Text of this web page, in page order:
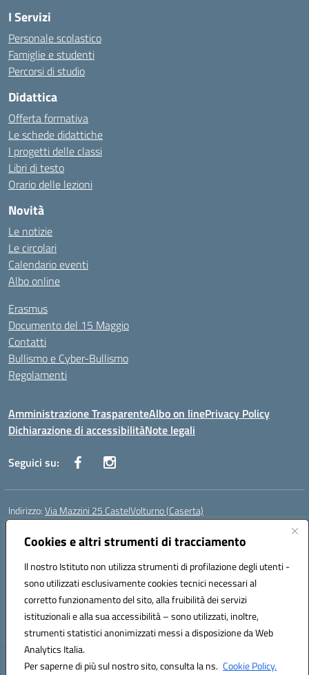
Cookies e altri strumenti di tracciamento
Il nostro Istituto non utilizza strumenti di profilazione degli utenti -
sono utilizzati esclusivamente cookies tecnici necessari al
corretto funzionamento del sito, alla fruibilità dei servizi
istituzionali e alla sua accessibilità – sono utilizzati, inoltre,
strumenti statistici anonimizzati messi a disposizione da Web
Analytics Italia.
Per saperne di più sul nostro sito, consulta la ns. Cookie Policy.
I Servizi
Personale scolastico
Famiglie e studenti
Percorsi di studio
Didattica
Offerta formativa
Le schede didattiche
I progetti delle classi
Libri di testo
Orario delle lezioni
Novità
Le notizie
Le circolari
Calendario eventi
Albo online
Erasmus
Documento del 15 Maggio
Contatti
Bullismo e Cyber-Bullismo
Regolamenti
Amministrazione TrasparenteAlbo on linePrivacy Policy
Dichiarazione di accessibilitàNote legali
Seguici su:
Indirizzo:Via Mazzini 25 CastelVolturno (Caserta)
Centralino:
Posta elettronica certificata (PEC):ceis014005@pec.istruzione.it
Codice fiscale: 93063510619
Codice meccanografico:CEIS014005
Codice Indice delle Pubbliche Amministrazioni (IPA): istsc_ceis014005
Codice unico di fatturazione (CUF): UOU8EW
Hosting & Powered by 3D Solution S.r.l.